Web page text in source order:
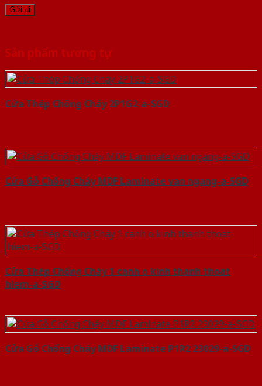
Sản phẩm tương tự
Cửa Thép Chống Cháy 2P1G2-a-SGD
Cửa Gỗ Chống Cháy MDF Laminate van ngang-a-SGD
Cửa Thép Chống Cháy 1 canh o kinh thanh thoat
hiem-a-SGD
Cửa Gỗ Chống Cháy MDF Laminate P1R2 23029-a-SGD